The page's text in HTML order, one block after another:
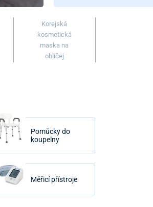
Korejská
kosmetická
maska ​​na
obličej
Pomůcky do
koupelny
Měřicí přístroje